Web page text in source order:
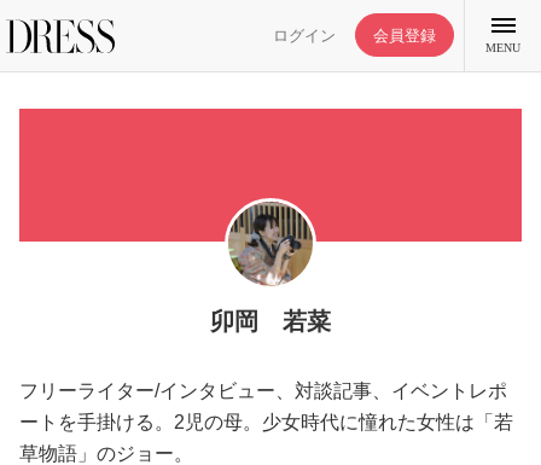
ログイン 会員登録
MENU
ファッション
卯岡 若菜
フリーライター/インタビュー、対談記事、イベントレポ
ートを手掛ける。2児の母。少女時代に憧れた女性は「若
草物語」のジョー。